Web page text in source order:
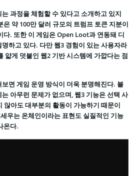
과정을 체험할 수 있다고 소개하고 있지
약 100만 달러 규모의 트럼프 토큰 지분이
다. 또한 이 게임은 Open Loot과 연동돼 디
하고 있다. 다만 웹3 경험이 있는 사용자라
얇게 덧붙인 웹2 기반 시스템에 가깝다는 점
면 게임 운영 방식이 더욱 분명해진다. 블
아무런 문제가 없으며, 웹3 기능은 선택 사
않아도 대부분의 활동이 가능하기 때문이
우는 온체인이라는 표현도 실질적인 기능
온다.